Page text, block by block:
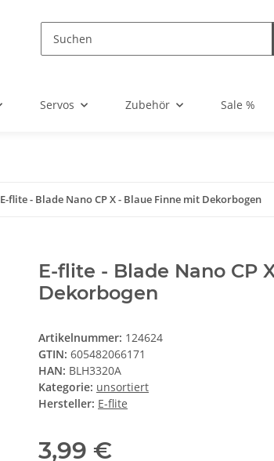
Servos Zubehör Sale %
E-flite - Blade Nano CP X - Blaue Finne mit Dekorbogen
E-flite - Blade Nano CP
Dekorbogen
Artikelnummer: 124624
GTIN: 605482066171
HAN: BLH3320A
Kategorie: unsortiert
Hersteller: E-flite
3,99 €